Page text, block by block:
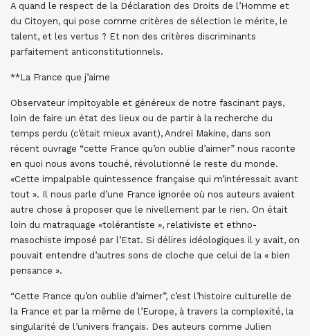
A quand le respect de la Déclaration des Droits de l’Homme et
du Citoyen, qui pose comme critères de sélection le mérite, le
talent, et les vertus ? Et non des critères discriminants
parfaitement anticonstitutionnels.
**La France que j’aime
Observateur impitoyable et généreux de notre fascinant pays,
loin de faire un état des lieux ou de partir à la recherche du
temps perdu (c’était mieux avant), Andreï Makine, dans son
récent ouvrage “cette France qu’on oublie d’aimer” nous raconte
en quoi nous avons touché, révolutionné le reste du monde.
«Cette impalpable quintessence française qui m’intéressait avant
tout ». Il nous parle d’une France ignorée où nos auteurs avaient
autre chose à proposer que le nivellement par le rien. On était
loin du matraquage «tolérantiste », relativiste et ethno-
masochiste imposé par l’Etat. Si délires idéologiques il y avait, on
pouvait entendre d’autres sons de cloche que celui de la « bien
pensance ».
“Cette France qu’on oublie d’aimer”, c’est l’histoire culturelle de
la France et par la même de l’Europe, à travers la complexité, la
singularité de l’univers français. Des auteurs comme Julien